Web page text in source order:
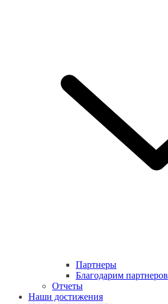
Партнеры
Благодарим партнеров
Отчеты
Наши достижения